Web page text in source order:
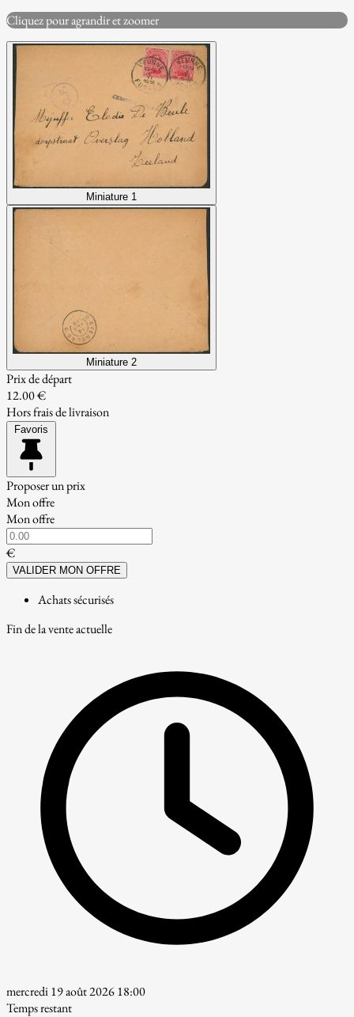
Cliquez pour agrandir et zoomer
Miniature 1
Miniature 2
Prix de départ
12.00 €
Hors frais de livraison
Favoris
Proposer un prix
Mon offre
Mon offre
€
VALIDER MON OFFRE
Achats sécurisés
Fin de la vente actuelle
mercredi 19 août 2026 18:00
Temps restant